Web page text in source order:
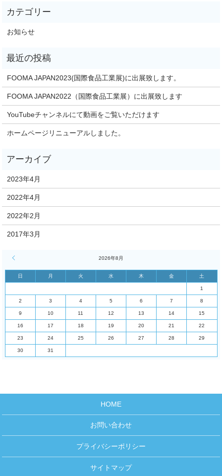
お知らせ
FOOMA JAPAN2023(国際食品工業展)に出展致します。
FOOMA JAPAN2022（国際食品工業展）に出展致します
YouTubeチャンネルにて動画をご覧いただけます
ホームページリニューアルしました。
2023年4月
2022年4月
2022年2月
2017年3月
2026年8月
日 月 火 水 木 金 土
1
2 3 4 5 6 7 8
9 10 11 12 13 14 15
16 17 18 19 20 21 22
23 24 25 26 27 28 29
30 31
HOME
お問い合わせ
プライバシーポリシー
サイトマップ